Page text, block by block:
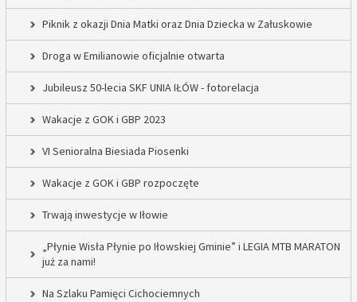
Piknik z okazji Dnia Matki oraz Dnia Dziecka w Załuskowie
Droga w Emilianowie oficjalnie otwarta
Jubileusz 50-lecia SKF UNIA IŁÓW - fotorelacja
Wakacje z GOK i GBP 2023
VI Senioralna Biesiada Piosenki
Wakacje z GOK i GBP rozpoczęte
Trwają inwestycje w Iłowie
„Płynie Wisła Płynie po Iłowskiej Gminie” i LEGIA MTB MARATON
już za nami!
Na Szlaku Pamięci Cichociemnych